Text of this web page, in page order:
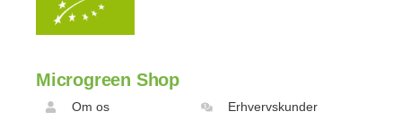
Microgreen Shop
Om os Erhvervskunder